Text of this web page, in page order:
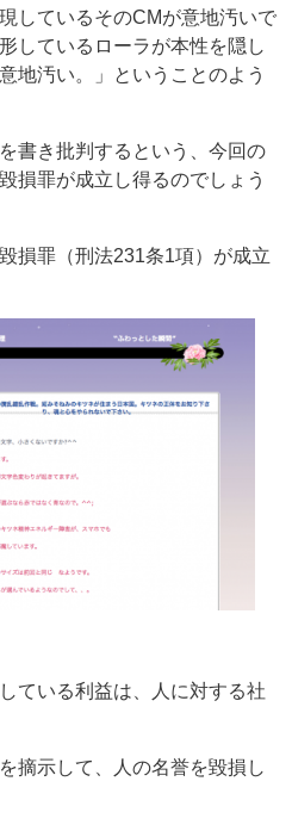
しているそのCMが意地汚いで
しているローラが本性を隠し
地汚い。」ということのよう
書き批判するという、今回の
損罪が成立し得るのでしょう
損罪（刑法231条1項）が成立
ている利益は、人に対する社
摘示して、人の名誉を毀損し